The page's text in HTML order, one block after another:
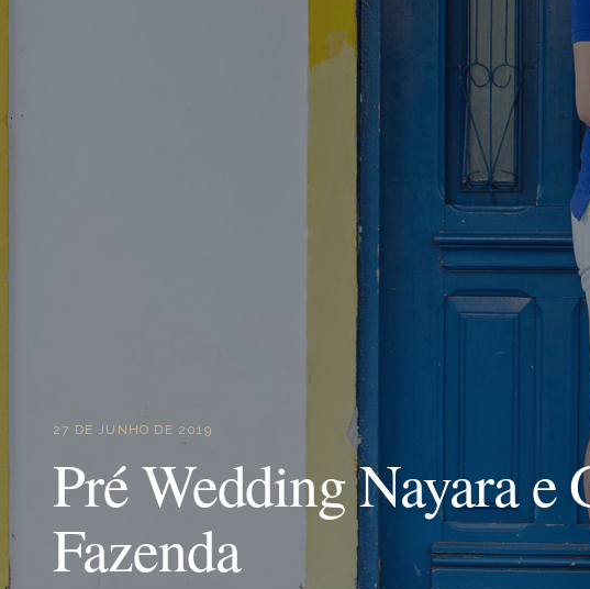
27 DE JUNHO DE 2019
Pré Wedding Nayara e
Fazenda